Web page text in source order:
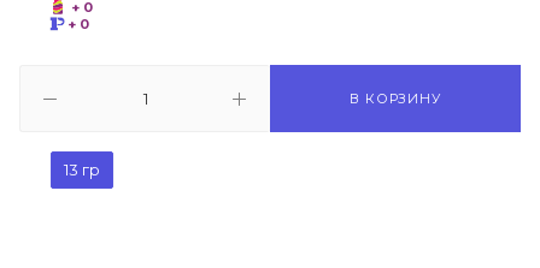
+ 0
+ 0
В КОРЗИНУ
13 гр